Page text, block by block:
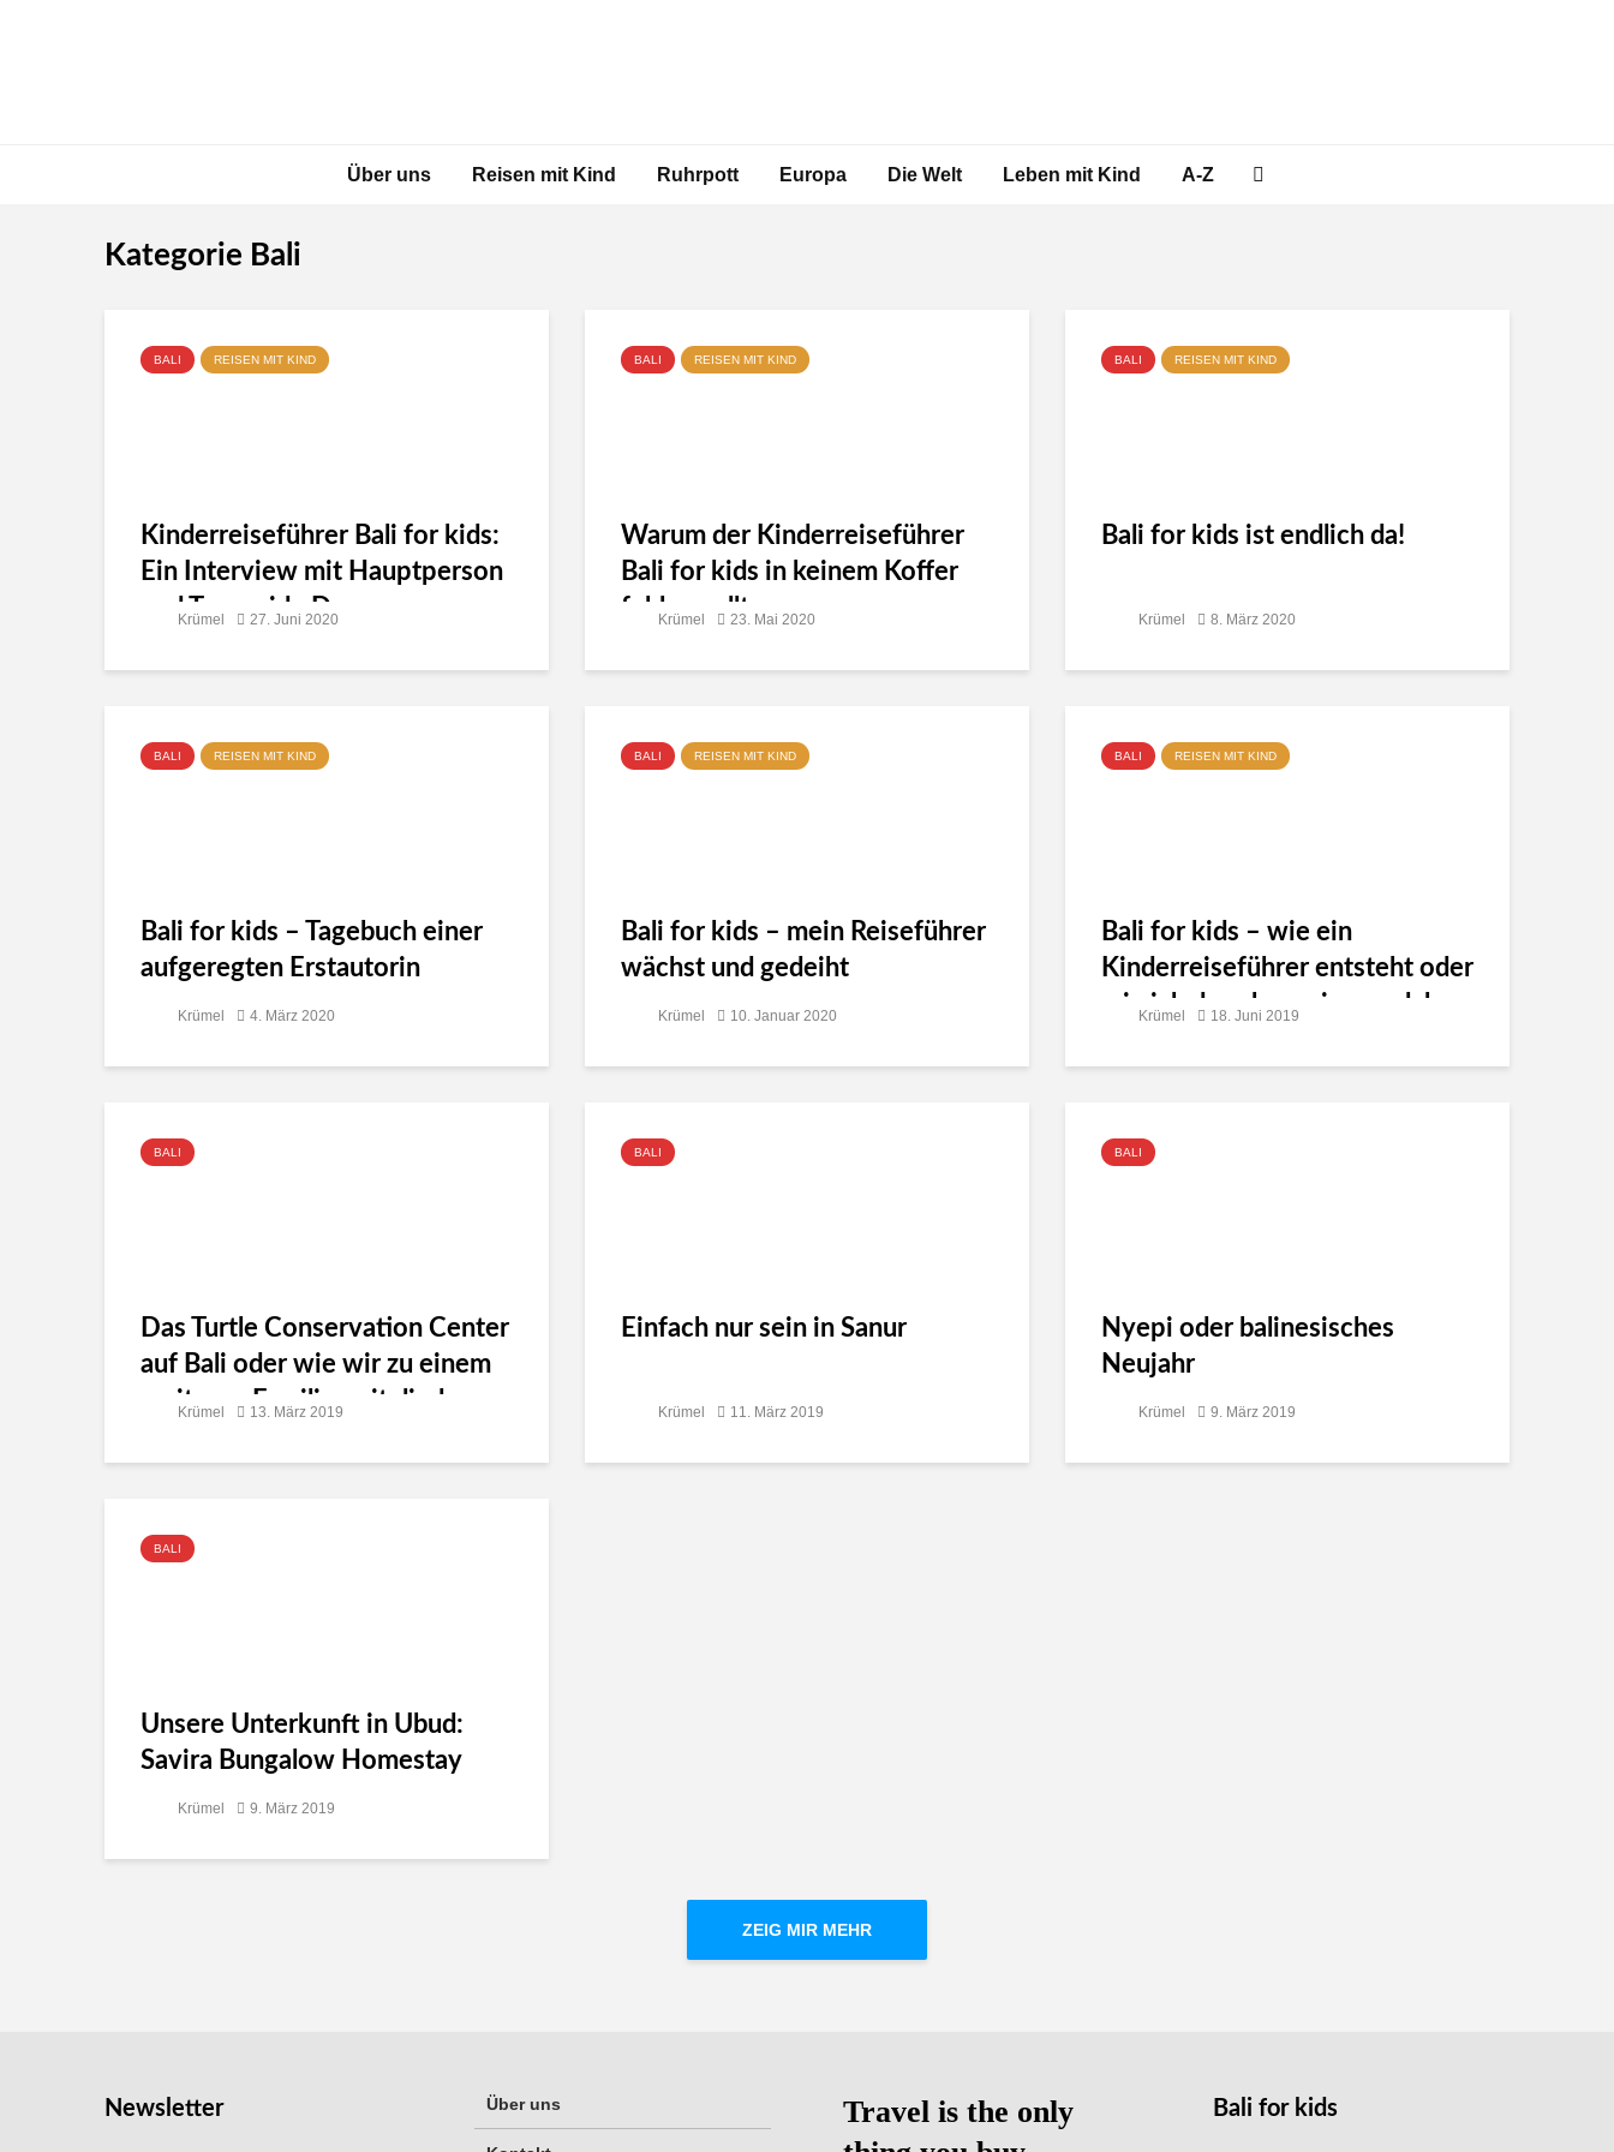
Über uns Reisen mit Kind Ruhrpott Europa Die Welt Leben mit Kind A-Z
Kategorie Bali
BALI REISEN MIT KIND
Kinderreiseführer Bali for kids:
Ein Interview mit Hauptperson
und Tourguide Donny
Krümel 27. Juni 2020
BALI REISEN MIT KIND
Warum der Kinderreiseführer
Bali for kids in keinem Koffer
fehlen sollte
Krümel 23. Mai 2020
BALI REISEN MIT KIND
Bali for kids ist endlich da!
Krümel 8. März 2020
BALI REISEN MIT KIND
Bali for kids – Tagebuch einer
aufgeregten Erstautorin
Krümel 4. März 2020
BALI REISEN MIT KIND
Bali for kids – mein Reiseführer
wächst und gedeiht
Krümel 10. Januar 2020
BALI REISEN MIT KIND
Bali for kids – wie ein
Kinderreiseführer entsteht oder
wie ich dazu kam einen solchen
Krümel 18. Juni 2019
BALI
Das Turtle Conservation Center
auf Bali oder wie wir zu einem
weiteren Familienmitglied
Krümel 13. März 2019
BALI
Einfach nur sein in Sanur
Krümel 11. März 2019
BALI
Nyepi oder balinesisches
Neujahr
Krümel 9. März 2019
BALI
Unsere Unterkunft in Ubud:
Savira Bungalow Homestay
Krümel 9. März 2019
ZEIG MIR MEHR
Newsletter Über uns
Travel is the only
Bali for kids